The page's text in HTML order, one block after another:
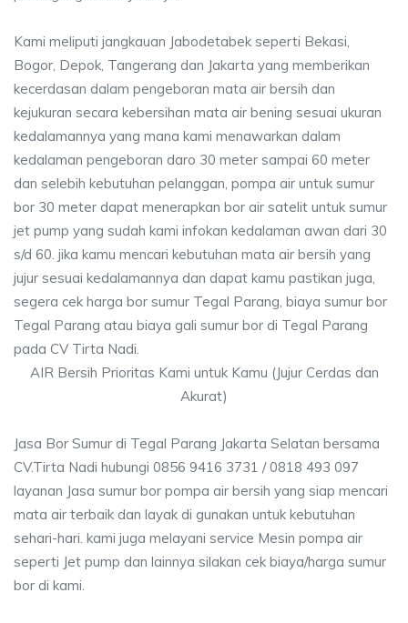
Kami meliputi jangkauan Jabodetabek seperti Bekasi,
Bogor, Depok, Tangerang dan Jakarta yang memberikan
kecerdasan dalam pengeboran mata air bersih dan
kejukuran secara kebersihan mata air bening sesuai ukuran
kedalamannya yang mana kami menawarkan dalam
kedalaman pengeboran daro 30 meter sampai 60 meter
dan selebih kebutuhan pelanggan, pompa air untuk sumur
bor 30 meter dapat menerapkan bor air satelit untuk sumur
jet pump yang sudah kami infokan kedalaman awan dari 30
s/d 60. jika kamu mencari kebutuhan mata air bersih yang
jujur sesuai kedalamannya dan dapat kamu pastikan juga,
segera cek harga bor sumur Tegal Parang, biaya sumur bor
Tegal Parang atau biaya gali sumur bor di Tegal Parang
pada CV Tirta Nadi.
AIR Bersih Prioritas Kami untuk Kamu (Jujur Cerdas dan
Akurat)
Jasa Bor Sumur di Tegal Parang Jakarta Selatan bersama
CV.Tirta Nadi hubungi 0856 9416 3731 / 0818 493 097
layanan Jasa sumur bor pompa air bersih yang siap mencari
mata air terbaik dan layak di gunakan untuk kebutuhan
sehari-hari. kami juga melayani service Mesin pompa air
seperti Jet pump dan lainnya silakan cek biaya/harga sumur
bor di kami.